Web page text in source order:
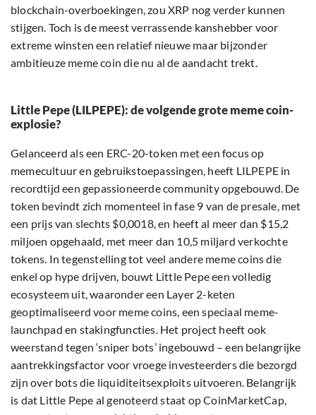
blockchain-overboekingen, zou XRP nog verder kunnen
stijgen. Toch is de meest verrassende kanshebber voor
extreme winsten een relatief nieuwe maar bijzonder
ambitieuze meme coin die nu al de aandacht trekt.
Little Pepe (LILPEPE): de volgende grote meme coin-
explosie?
Gelanceerd als een ERC-20-token met een focus op
memecultuur en gebruikstoepassingen, heeft LILPEPE in
recordtijd een gepassioneerde community opgebouwd. De
token bevindt zich momenteel in fase 9 van de presale, met
een prijs van slechts $0,0018, en heeft al meer dan $15,2
miljoen opgehaald, met meer dan 10,5 miljard verkochte
tokens. In tegenstelling tot veel andere meme coins die
enkel op hype drijven, bouwt Little Pepe een volledig
ecosysteem uit, waaronder een Layer 2-keten
geoptimaliseerd voor meme coins, een speciaal meme-
launchpad en stakingfuncties. Het project heeft ook
weerstand tegen ‘sniper bots’ ingebouwd – een belangrijke
aantrekkingsfactor voor vroege investeerders die bezorgd
zijn over bots die liquiditeitsexploits uitvoeren. Belangrijk
is dat Little Pepe al genoteerd staat op CoinMarketCap,